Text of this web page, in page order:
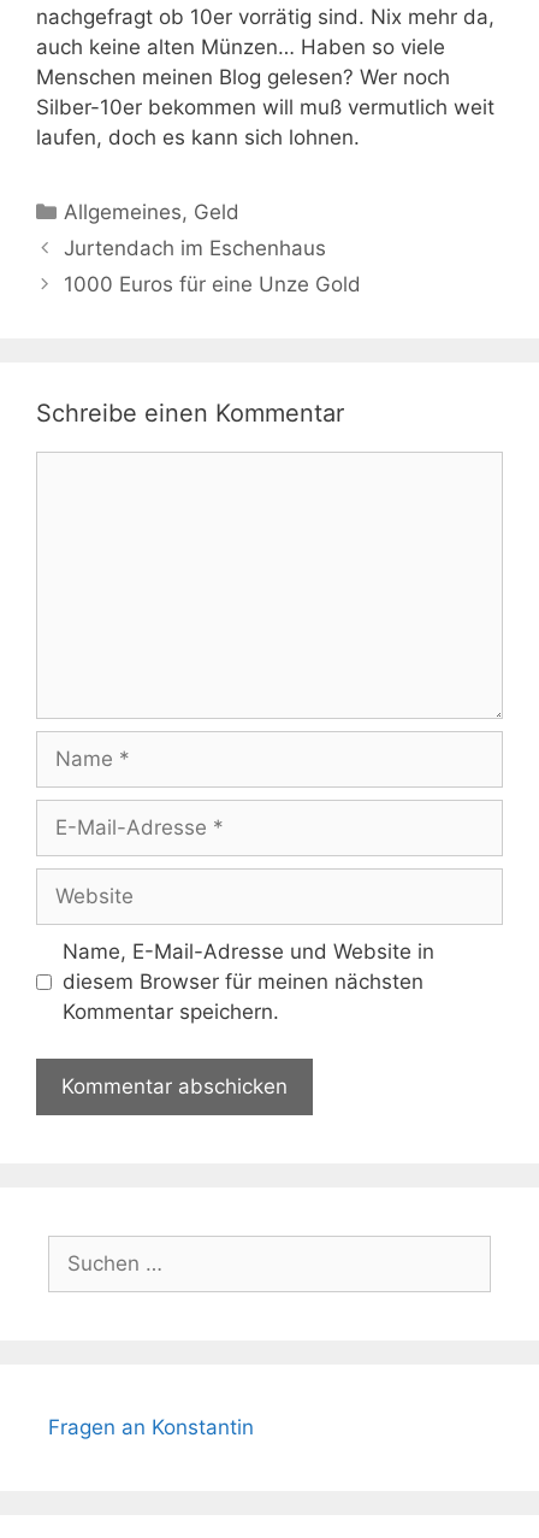
nachgefragt ob 10er vorrätig sind. Nix mehr da,
auch keine alten Münzen… Haben so viele
Menschen meinen Blog gelesen? Wer noch
Silber-10er bekommen will muß vermutlich weit
laufen, doch es kann sich lohnen.
Kategorien
Allgemeines, Geld
Jurtendach im Eschenhaus
1000 Euros für eine Unze Gold
Schreibe einen Kommentar
Name
Adresse
Website
Name, E-Mail-Adresse und Website in
diesem Browser für meinen nächsten
Kommentar speichern.
nach:
Fragen an Konstantin